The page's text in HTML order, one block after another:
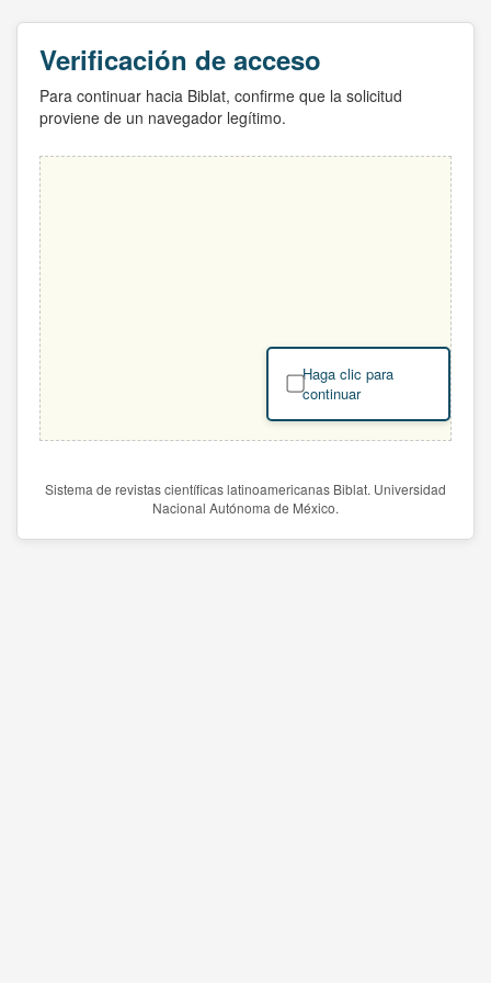
Verificación de acceso
Para continuar hacia Biblat, confirme que la solicitud
proviene de un navegador legítimo.
Haga clic para
continuar
Sistema de revistas científicas latinoamericanas Biblat. Universidad
Nacional Autónoma de México.